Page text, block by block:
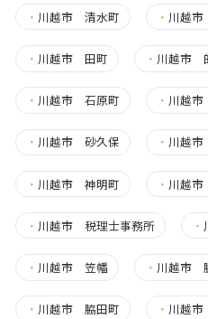
・ 川越市 清水町 ・ 川越
・ 川越市 田町 ・ 川越市
・ 川越市 石原町 ・ 川越
・ 川越市 砂久保 ・ 川越
・ 川越市 神明町 ・ 川越
・ 川越市 税理士事務所 ・
・ 川越市 笠幡 ・ 川越市
・ 川越市 脇田町 ・ 川越